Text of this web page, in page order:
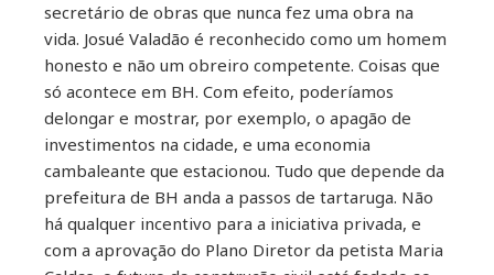
secretário de obras que nunca fez uma obra na
vida. Josué Valadão é reconhecido como um homem
honesto e não um obreiro competente. Coisas que
só acontece em BH. Com efeito, poderíamos
delongar e mostrar, por exemplo, o apagão de
investimentos na cidade, e uma economia
cambaleante que estacionou. Tudo que depende da
prefeitura de BH anda a passos de tartaruga. Não
há qualquer incentivo para a iniciativa privada, e
com a aprovação do Plano Diretor da petista Maria